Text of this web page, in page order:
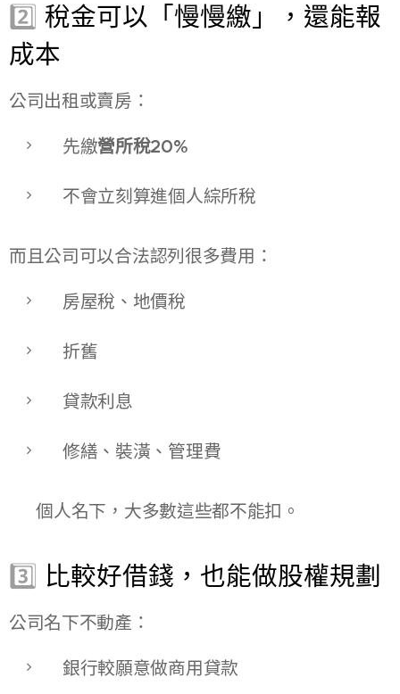
2️⃣ 稅金可以「慢慢繳」，還能報
成本
公司出租或賣房：
先繳營所稅20%
不會立刻算進個人綜所稅
而且公司可以合法認列很多費用：
房屋稅、地價稅
折舊
貸款利息
修繕、裝潢、管理費
👉 個人名下，大多數這些都不能扣。
3️⃣ 比較好借錢，也能做股權規劃
公司名下不動產：
銀行較願意做商用貸款